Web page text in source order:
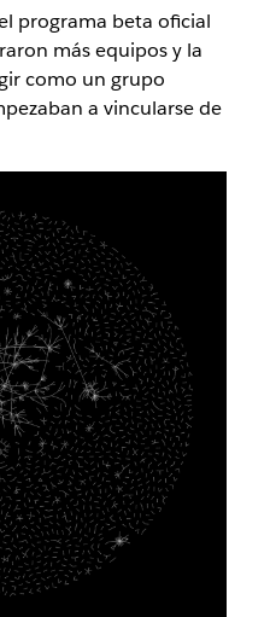
programa beta oficial
más equipos y la
como un grupo
a vincularse de